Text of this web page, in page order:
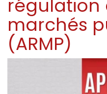
régulation
marchés
(ARMP)